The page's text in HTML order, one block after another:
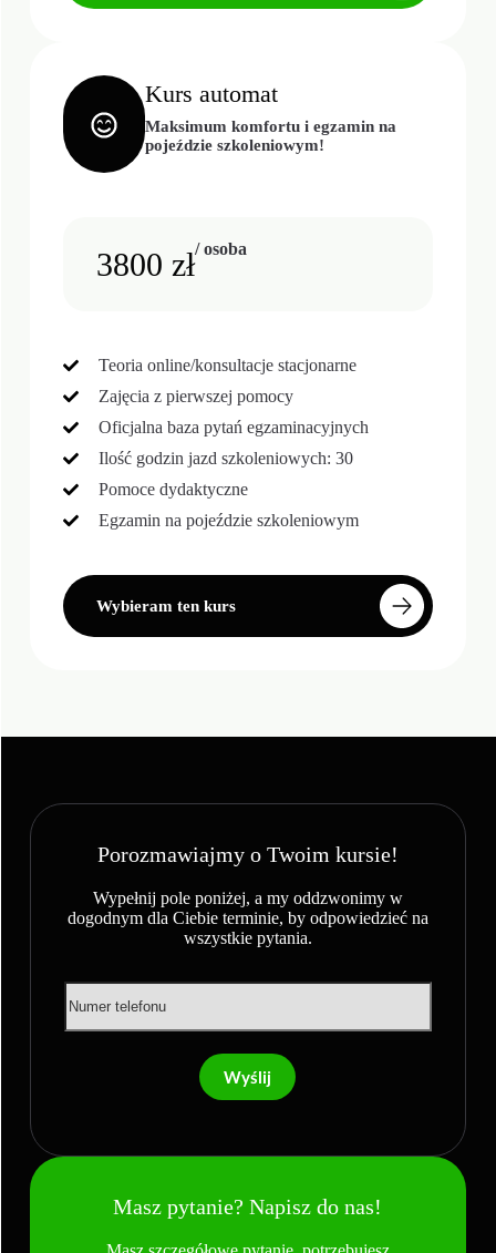
Kurs automat
Maksimum komfortu i egzamin na
pojeździe szkoleniowym!
3800 zł/ osoba
Teoria online/konsultacje stacjonarne
Zajęcia z pierwszej pomocy
Oficjalna baza pytań egzaminacyjnych
Ilość godzin jazd szkoleniowych: 30
Pomoce dydaktyczne
Egzamin na pojeździe szkoleniowym
Wybieram ten kurs
Porozmawiajmy o Twoim kursie!
Wypełnij pole poniżej, a my oddzwonimy w
dogodnym dla Ciebie terminie, by odpowiedzieć na
wszystkie pytania.
Wyślij
Masz pytanie? Napisz do nas!